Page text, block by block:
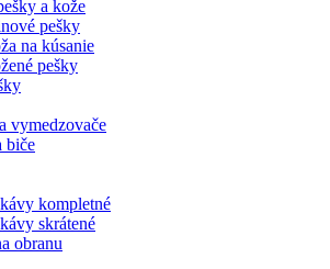
a kože
pešky
na kúsanie
pešky
vymedzovače
biče
kompletné
skrátené
obranu